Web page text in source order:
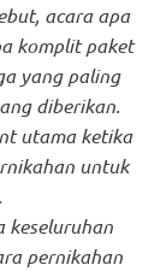
acara apa
komplit paket
yang paling
diberikan.
utama ketika
untuk
keseluruhan
pernikahan